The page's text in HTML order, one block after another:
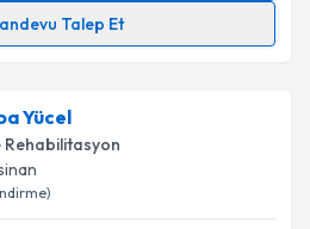
Talep Et
hazırlandığında e-posta ile
Yücel
Rehabilitasyon